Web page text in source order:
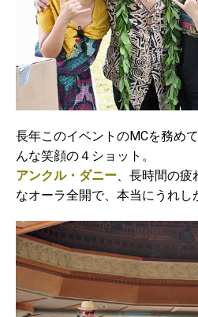
長年このイベントのMCを務め
んな笑顔の４ショット。
アンクル・ダニー、長時間の疲
なオーラ全開で、本当にうれし